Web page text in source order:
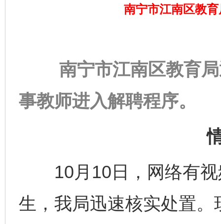
南宁市江南区教
南宁市江南区教育局
事教师进入解聘程序。
10月10日，网络有视
生，我局迅速核实处置